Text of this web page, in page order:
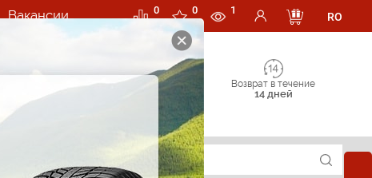
Вакансии 0 0 1
RO
Возврат в течение
14 дней